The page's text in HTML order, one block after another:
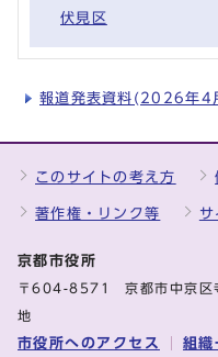
伏見区
報道発表資料(2026年4
このサイトの考え方
著作権・リンク等 サ
京都市役所
〒604-8571 京都市中京区
地
市役所へのアクセス 組織